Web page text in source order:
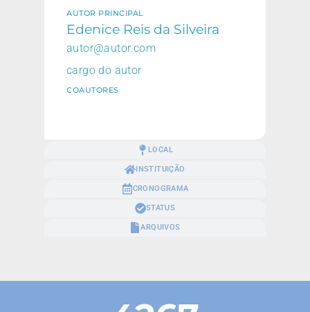
LOCAL
INSTITUIÇÃO
CRONOGRAMA
STATUS
ARQUIVOS
AUTOR PRINCIPAL
Edenice Reis da Silveira
autor@autor.com
cargo do autor
COAUTORES